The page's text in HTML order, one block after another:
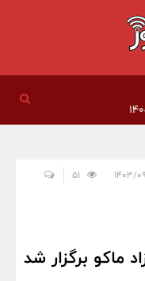
ماکو برگزار شد